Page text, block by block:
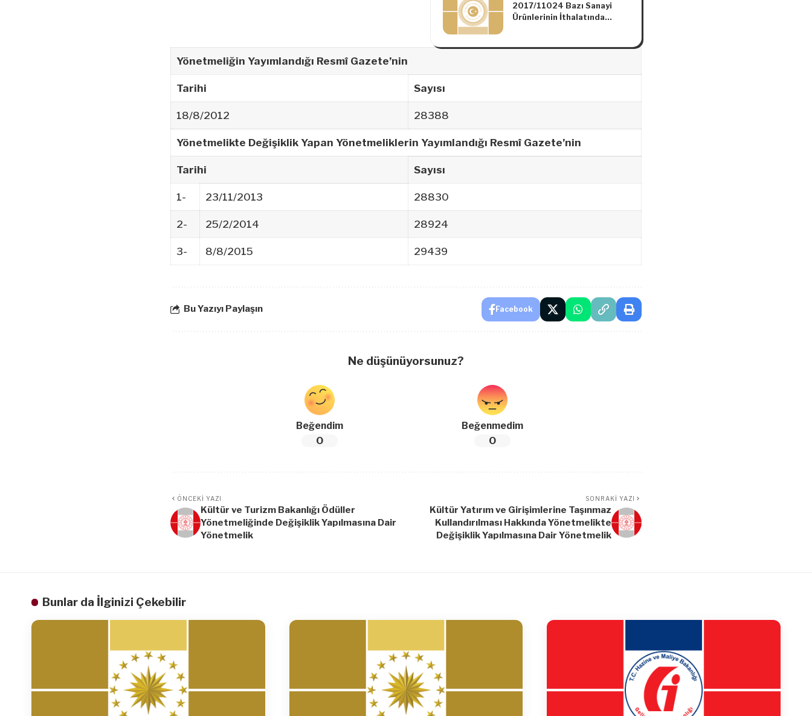
2017/11024 Bazı Sanayi
Ürünlerinin İthalatında
Yönetmeliğin Yayımlandığı Resmî Gazete’nin
Tarihi Sayısı
18/8/2012 28388
Yönetmelikte Değişiklik Yapan Yönetmeliklerin Yayımlandığı Resmî Gazete’nin
Tarihi Sayısı
1- 23/11/2013 28830
2- 25/2/2014 28924
3- 8/8/2015 29439
Bu Yazıyı Paylaşın Facebook
Ne düşünüyorsunuz?
Beğendim
0
Beğenmedim
0
ÖNCEKI YAZI
Kültür ve Turizm Bakanlığı Ödüller
Yönetmeliğinde Değişiklik Yapılmasına Dair
Yönetmelik
SONRAKI YAZI
Kültür Yatırım ve Girişimlerine Taşınmaz
Kullandırılması Hakkında Yönetmelikte
Değişiklik Yapılmasına Dair Yönetmelik
Bunlar da İlginizi Çekebilir